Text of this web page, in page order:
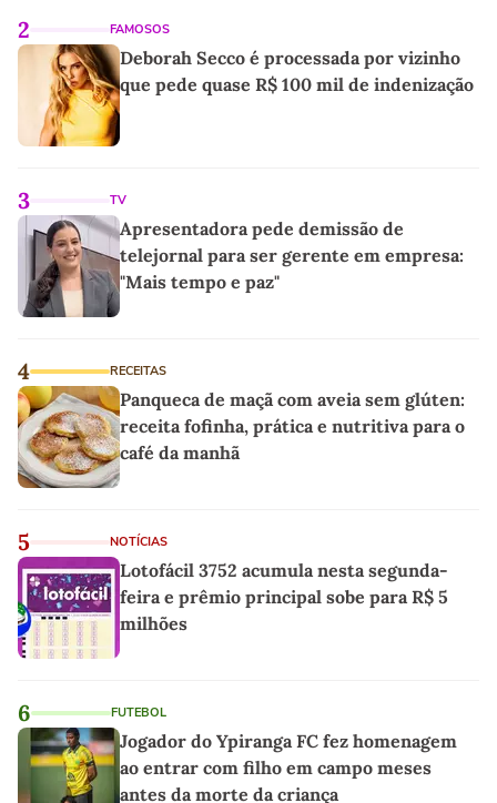
2 FAMOSOS
Deborah Secco é processada por vizinho
que pede quase R$ 100 mil de indenização
3 TV
Apresentadora pede demissão de
telejornal para ser gerente em empresa:
"Mais tempo e paz"
4 RECEITAS
Panqueca de maçã com aveia sem glúten:
receita fofinha, prática e nutritiva para o
café da manhã
5 NOTÍCIAS
Lotofácil 3752 acumula nesta segunda-
feira e prêmio principal sobe para R$ 5
milhões
6 FUTEBOL
Jogador do Ypiranga FC fez homenagem
ao entrar com filho em campo meses
antes da morte da criança